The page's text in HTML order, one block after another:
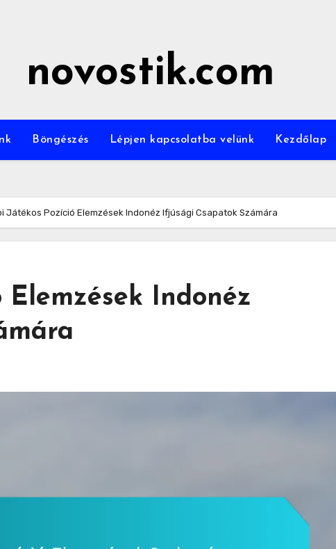
novostik.com
Böngészés Lépjen kapcsolatba velünk Kezdőlap
Játékos Pozíció Elemzések Indonéz Ifjúsági Csapatok Számára
Elemzések Indonéz